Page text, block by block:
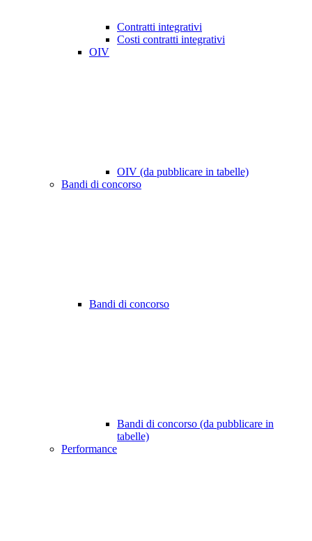
Contratti integrativi
Costi contratti integrativi
OIV
OIV (da pubblicare in tabelle)
Bandi di concorso
Bandi di concorso
Bandi di concorso (da pubblicare in
tabelle)
Performance